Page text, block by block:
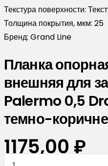
Текстура поверхности:
Толщина покрытия, мкм: 25
Бренд: Grand Line
Планка
внешняя для
Palermo 0,5
темно-
1175,00 ₽
Количество